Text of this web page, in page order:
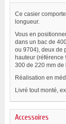
Ce casier
longueur.
Vous en
dans un bac de
ou 9704), deux de
hauteur
300 de 220 mm
Réalisation en
Livré tout monté,
Accessoires